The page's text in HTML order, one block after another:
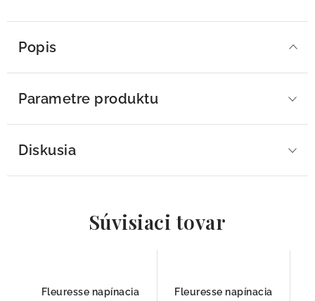
Popis
Parametre produktu
Diskusia
Súvisiaci tovar
Fleuresse napínacia
Fleuresse napínacia